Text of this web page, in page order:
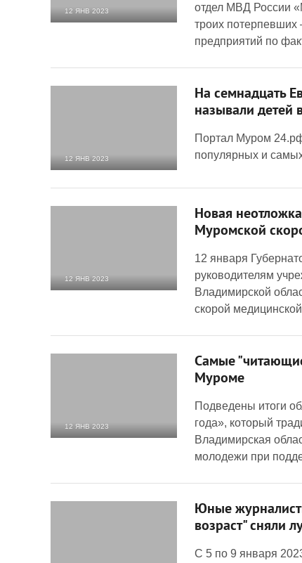
12 ЯНВ 2023
отдел МВД России
троих потерпевших
предприятий по
12 ЯНВ 2023
На семнадцать
называли детей
Портал Муром
популярных и
12 ЯНВ 2023
Новая
Муромской
12 января
руководителям
Владимирской
скорой
12 ЯНВ 2023
Самые
Муроме
Подведены итоги
года», который
Владимирская
молодежи при
Юные
возраст" сняли
С 5 по 9 января